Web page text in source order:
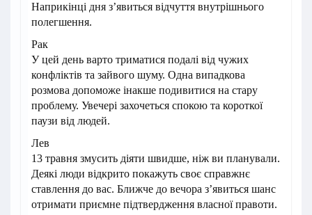
Наприкінці дня з’явиться відчуття внутрішнього
полегшення.
Рак
У цей день варто триматися подалі від чужих
конфліктів та зайвого шуму. Одна випадкова
розмова допоможе інакше подивитися на стару
проблему. Увечері захочеться спокою та короткої
паузи від людей.
Лев
13 травня змусить діяти швидше, ніж ви планували.
Деякі люди відкрито покажуть своє справжнє
ставлення до вас. Ближче до вечора з’явиться шанс
отримати приємне підтвердження власної правоти.